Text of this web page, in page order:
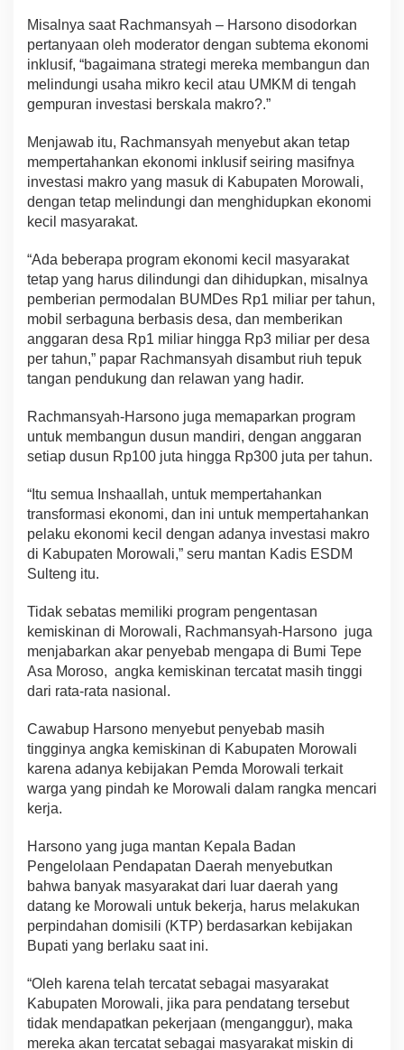
Misalnya saat Rachmansyah – Harsono disodorkan
pertanyaan oleh moderator dengan subtema ekonomi
inklusif, “bagaimana strategi mereka membangun dan
melindungi usaha mikro kecil atau UMKM di tengah
gempuran investasi berskala makro?.”
Menjawab itu, Rachmansyah menyebut akan tetap
mempertahankan ekonomi inklusif seiring masifnya
investasi makro yang masuk di Kabupaten Morowali,
dengan tetap melindungi dan menghidupkan ekonomi
kecil masyarakat.
“Ada beberapa program ekonomi kecil masyarakat
tetap yang harus dilindungi dan dihidupkan, misalnya
pemberian permodalan BUMDes Rp1 miliar per tahun,
mobil serbaguna berbasis desa, dan memberikan
anggaran desa Rp1 miliar hingga Rp3 miliar per desa
per tahun,” papar Rachmansyah disambut riuh tepuk
tangan pendukung dan relawan yang hadir.
Rachmansyah-Harsono juga memaparkan program
untuk membangun dusun mandiri, dengan anggaran
setiap dusun Rp100 juta hingga Rp300 juta per tahun.
“Itu semua Inshaallah, untuk mempertahankan
transformasi ekonomi, dan ini untuk mempertahankan
pelaku ekonomi kecil dengan adanya investasi makro
di Kabupaten Morowali,” seru mantan Kadis ESDM
Sulteng itu.
Tidak sebatas memiliki program pengentasan
kemiskinan di Morowali, Rachmansyah-Harsono juga
menjabarkan akar penyebab mengapa di Bumi Tepe
Asa Moroso, angka kemiskinan tercatat masih tinggi
dari rata-rata nasional.
Cawabup Harsono menyebut penyebab masih
tingginya angka kemiskinan di Kabupaten Morowali
karena adanya kebijakan Pemda Morowali terkait
warga yang pindah ke Morowali dalam rangka mencari
kerja.
Harsono yang juga mantan Kepala Badan
Pengelolaan Pendapatan Daerah menyebutkan
bahwa banyak masyarakat dari luar daerah yang
datang ke Morowali untuk bekerja, harus melakukan
perpindahan domisili (KTP) berdasarkan kebijakan
Bupati yang berlaku saat ini.
“Oleh karena telah tercatat sebagai masyarakat
Kabupaten Morowali, jika para pendatang tersebut
tidak mendapatkan pekerjaan (menganggur), maka
mereka akan tercatat sebagai masyarakat miskin di